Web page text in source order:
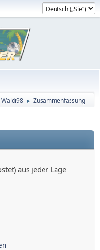
Waldi98 ► Zusammenfassung
aus jeder Lage